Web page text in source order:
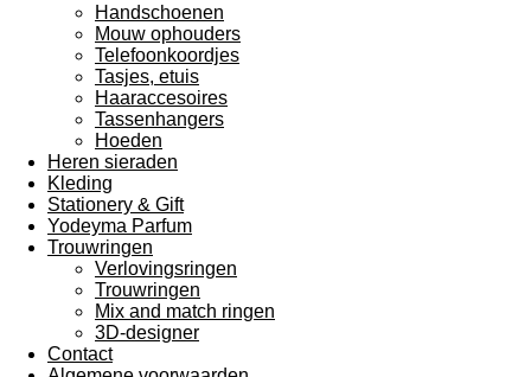
Handschoenen
Mouw ophouders
Telefoonkoordjes
Tasjes, etuis
Haaraccesoires
Tassenhangers
Hoeden
Heren sieraden
Kleding
Stationery & Gift
Yodeyma Parfum
Trouwringen
Verlovingsringen
Trouwringen
Mix and match ringen
3D-designer
Contact